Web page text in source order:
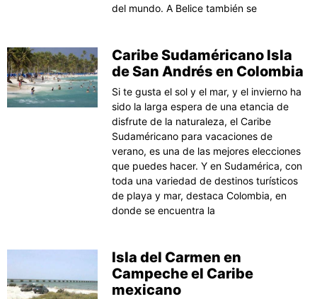
del mundo. A Belice también se
Caribe Sudaméricano Isla
de San Andrés en Colombia
Si te gusta el sol y el mar, y el invierno ha
sido la larga espera de una etancia de
disfrute de la naturaleza, el Caribe
Sudaméricano para vacaciones de
verano, es una de las mejores elecciones
que puedes hacer. Y en Sudamérica, con
toda una variedad de destinos turísticos
de playa y mar, destaca Colombia, en
donde se encuentra la
Isla del Carmen en
Campeche el Caribe
mexicano